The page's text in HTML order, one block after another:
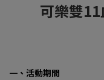
可樂雙
一、活動期間